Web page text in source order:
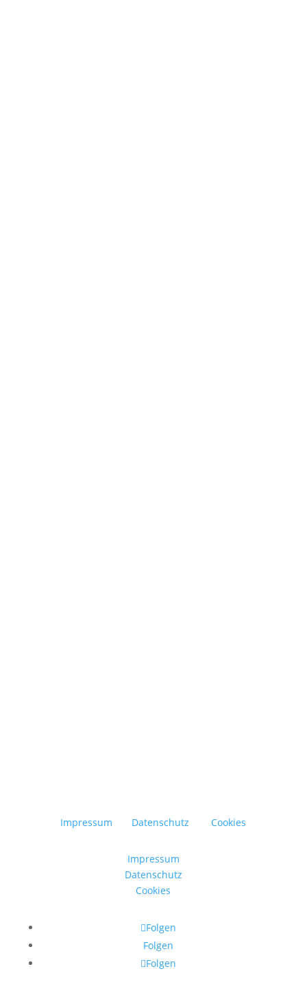
Impressum Datenschutz Cookies
Impressum
Datenschutz
Cookies
Folgen
Folgen
Folgen